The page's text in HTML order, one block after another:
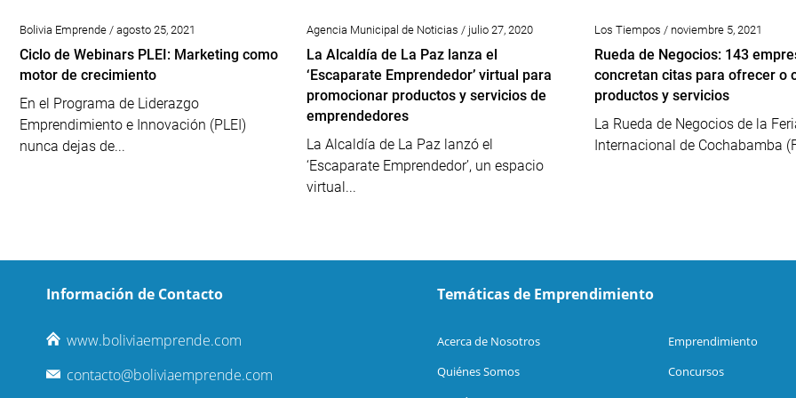
Bolivia Emprende / agosto 25, 2021
Ciclo de Webinars PLEI: Marketing como
motor de crecimiento
En el Programa de Liderazgo
Emprendimiento e Innovación (PLEI)
nunca dejas de...
Agencia Municipal de Noticias / julio 27, 2020
La Alcaldía de La Paz lanza el
‘Escaparate Emprendedor’ virtual para
promocionar productos y servicios de
emprendedores
La Alcaldía de La Paz lanzó el
‘Escaparate Emprendedor’, un espacio
virtual...
Los Tiempos / noviembre 5, 2021
Rueda de Negocios: 143
concretan citas para ofrecer o
productos y servicios
La Rueda de Negocios de la
Internacional de Cochabamba
Información de Contacto
www.boliviaemprende.com
contacto@boliviaemprende.com
Temáticas de Emprendimiento
Acerca de Nosotros
Quiénes Somos
Emprendimiento
Concursos